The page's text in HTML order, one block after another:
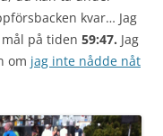
kvar… Jag
på tiden 59:47. Jag
om jag inte nådde nåt